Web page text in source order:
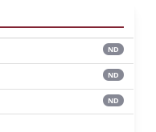
ND
ND
ND